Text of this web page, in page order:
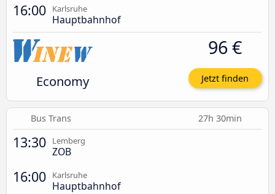
16:00 Karlsruhe
Hauptbahnhof
Economy
96 €
Jetzt finden
Bus Trans 27h 30min
13:30 Lemberg
ZOB
16:00 Karlsruhe
Hauptbahnhof